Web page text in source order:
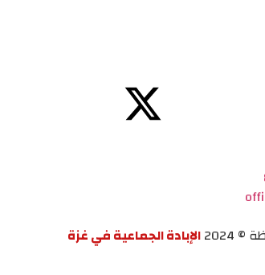
الإبادة الجماعية في غزة